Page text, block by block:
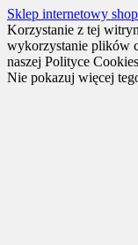
Sklep internetowy
Korzystanie z tej
wykorzystanie plików
naszej Polityce
Nie pokazuj więcej